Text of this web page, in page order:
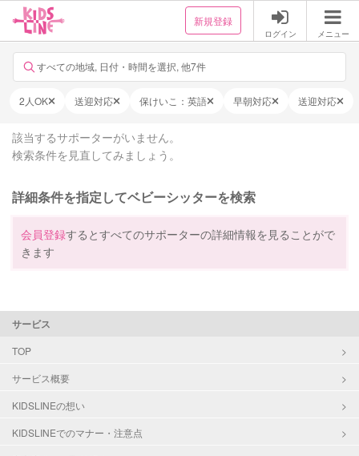
新規登録
ログイン メニュー
すべての地域, 日付・時間を選択, 他7件
2人OK 送迎対応 保けいこ：英語 早朝対応 送迎対応
該当するサポーターがいません。
検索条件を見直してみましょう。
詳細条件を指定してベビーシッターを検索
会員登録するとすべてのサポーターの詳細情報を見ることがで
きます
サービス
TOP
サービス概要
KIDSLINEの想い
KIDSLINEでのマナー・注意点